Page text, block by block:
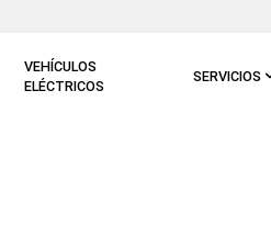
VEHÍCULOS
ELÉCTRICOS
SERVICIOS